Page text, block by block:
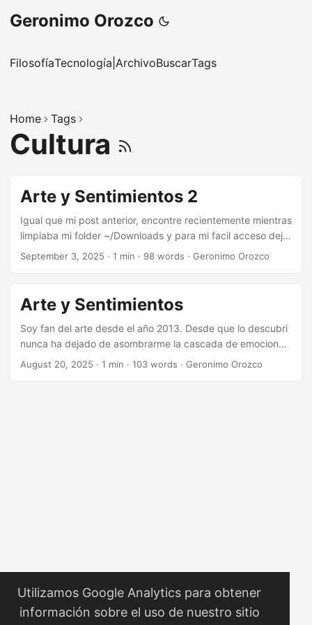
Geronimo Orozco
FilosofíaTecnología ArchivoBuscarTags
Home Tags
Cultura
Arte y Sentimientos 2
Igual que mi post anterior, encontre recientemente mientras
limpiaba mi folder ~/Downloads y para mi facil acceso dejo
en mi blog los links. Soy fan del arte desde el año 2013.
September 3, 2025 · 1 min · 98 words · Geronimo Orozco
Arte y Sentimientos
Soy fan del arte desde el año 2013. Desde que lo descubri
nunca ha dejado de asombrarme la cascada de emociones
que nos puede provocar o sentir. Recientemente encontre
August 20, 2025 · 1 min · 103 words · Geronimo Orozco
Utilizamos Google Analytics para obtener
información sobre el uso de nuestro sitio